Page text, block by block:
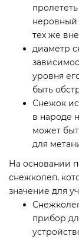
тех же
диаметр
уровня
быть
Снежок
в народе
может
для
На основании
снежколеп,
значение для
прибор